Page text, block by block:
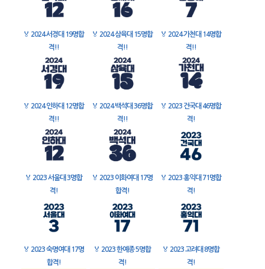
🏅 2024 서경대 19명합
격!!
🏅 2024 삼육대 15명합
격!!
🏅 2024 가천대 14명합
격!!
🏅 2024 인하대 12명합
격!!
🏅 2024 백석대 36명합
격!!
🏅 2023 건국대 46명합
격!
🏅 2023 서울대 3명합
격!
🏅 2023 이화여대 17명
합격!
🏅 2023 홍익대 71명합
격!
🏅 2023 숙명여대 17명
합격!
🏅 2023 한예종 5명합
격!
🏅 2023 고려대 8명합
격!